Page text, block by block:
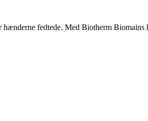
fedtede. Med Biotherm